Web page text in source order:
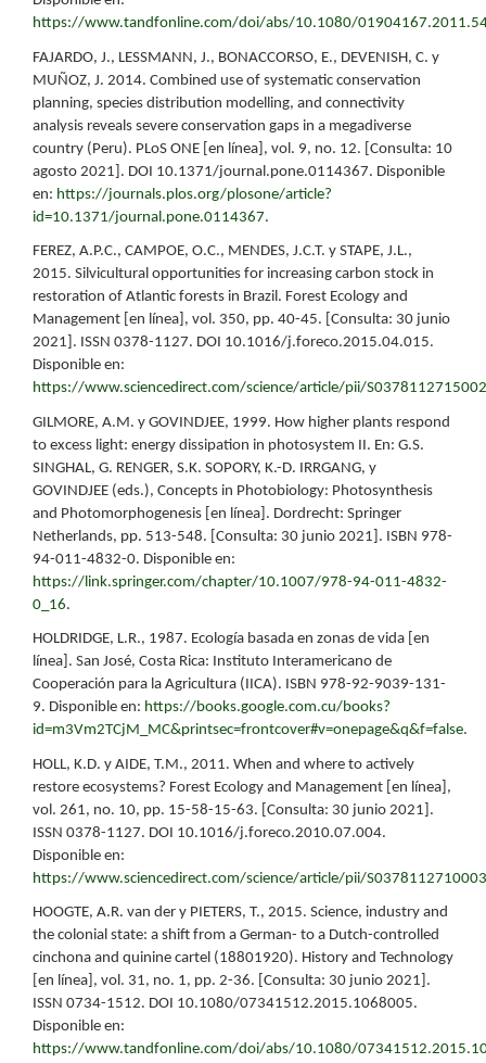
https://www.tandfonline.com/doi/abs/10.1080/
FAJARDO, J., LESSMANN, J., BONACCORSO, E., DEVENISH, C. y
MUÑOZ, J. 2014. Combined use of systematic conservation
planning, species distribution modelling, and connectivity
analysis reveals severe conservation gaps in a megadiverse
country (Peru). PLoS ONE [en línea], vol. 9, no. 12. [Consulta: 10
agosto 2021]. DOI 10.1371/journal.pone.0114367. Disponible
en: https://journals.plos.org/plosone/article?
id=10.1371/journal.pone.0114367.
FEREZ, A.P.C., CAMPOE, O.C., MENDES, J.C.T. y STAPE, J.L.,
2015. Silvicultural opportunities for increasing carbon stock in
restoration of Atlantic forests in Brazil. Forest Ecology and
Management [en línea], vol. 350, pp. 40-45. [Consulta: 30 junio
2021]. ISSN 0378-1127. DOI 10.1016/j.foreco.2015.04.015.
Disponible en:
https://www.sciencedirect.com/science/article/pii/
GILMORE, A.M. y GOVINDJEE, 1999. How higher plants respond
to excess light: energy dissipation in photosystem II. En: G.S.
SINGHAL, G. RENGER, S.K. SOPORY, K.-D. IRRGANG, y
GOVINDJEE (eds.), Concepts in Photobiology: Photosynthesis
and Photomorphogenesis [en línea]. Dordrecht: Springer
Netherlands, pp. 513-548. [Consulta: 30 junio 2021]. ISBN 978-
94-011-4832-0. Disponible en:
https://link.springer.com/chapter/10.1007/978-94-011-4832-
0_16.
HOLDRIDGE, L.R., 1987. Ecología basada en zonas de vida [en
línea]. San José, Costa Rica: Instituto Interamericano de
Cooperación para la Agricultura (IICA). ISBN 978-92-9039-131-
9. Disponible en: https://books.google.com.cu/books?
id=m3Vm2TCjM_MC&printsec=frontcover#v=onepage&q&f=false.
HOLL, K.D. y AIDE, T.M., 2011. When and where to actively
restore ecosystems? Forest Ecology and Management [en línea],
vol. 261, no. 10, pp. 15-58-15-63. [Consulta: 30 junio 2021].
ISSN 0378-1127. DOI 10.1016/j.foreco.2010.07.004.
Disponible en:
https://www.sciencedirect.com/science/article/pii/
HOOGTE, A.R. van der y PIETERS, T., 2015. Science, industry and
the colonial state: a shift from a German- to a Dutch-controlled
cinchona and quinine cartel (18801920). History and Technology
[en línea], vol. 31, no. 1, pp. 2-36. [Consulta: 30 junio 2021].
ISSN 0734-1512. DOI 10.1080/07341512.2015.1068005.
Disponible en:
https://www.tandfonline.com/doi/abs/10.1080/